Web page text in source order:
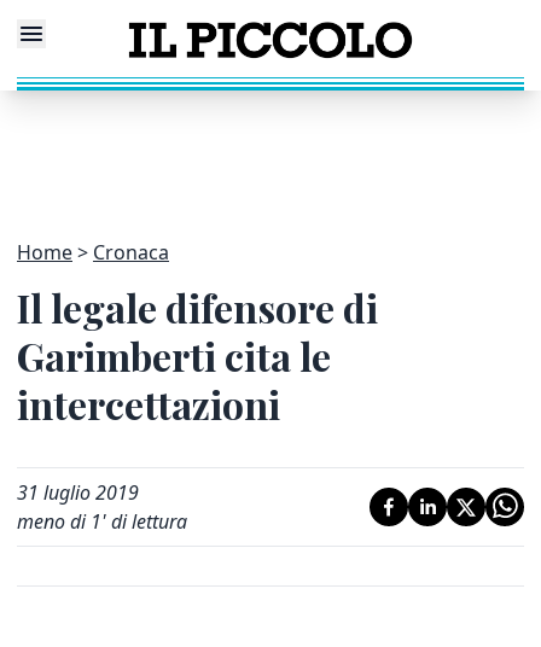
Home Cronaca
Il legale difensore di
Garimberti cita le
intercettazioni
31 luglio 2019
meno di 1' di lettura